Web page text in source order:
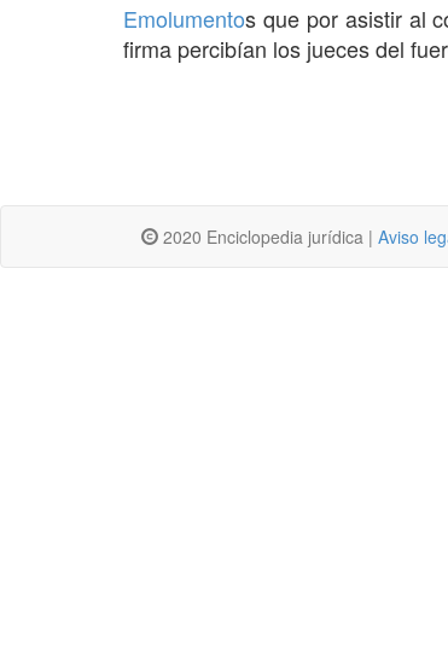
Emolumentos que por asistir al
firma percibían los jueces del
2020 Enciclopedia jurídica | Aviso